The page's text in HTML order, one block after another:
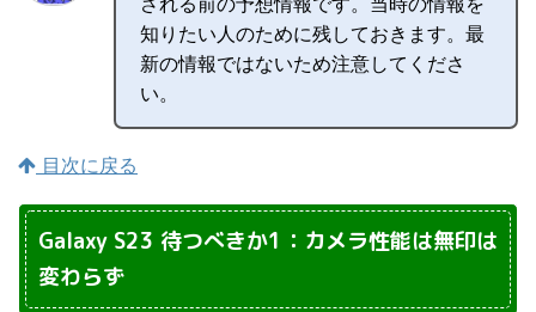
知りたい人のために残しておきます。最
新の情報ではないため注意してくださ
い。
目次に戻る
Galaxy S23 待つべきか1：カメラ性能は無印は
変わらず